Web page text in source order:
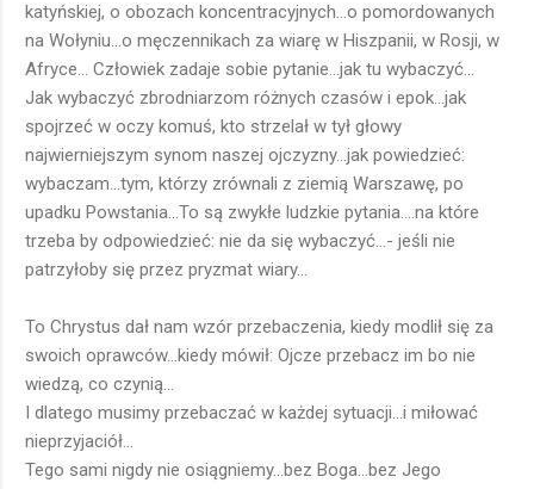
katyńskiej, o obozach koncentracyjnych...o pomordowanych
na Wołyniu...o męczennikach za wiarę w Hiszpanii, w Rosji, w
Afryce... Człowiek zadaje sobie pytanie...jak tu wybaczyć...
Jak wybaczyć zbrodniarzom różnych czasów i epok...jak
spojrzeć w oczy komuś, kto strzelał w tył głowy
najwierniejszym synom naszej ojczyzny...jak powiedzieć:
wybaczam...tym, którzy zrównali z ziemią Warszawę, po
upadku Powstania...To są zwykłe ludzkie pytania....na które
trzeba by odpowiedzieć: nie da się wybaczyć...- jeśli nie
patrzyłoby się przez pryzmat wiary...
To Chrystus dał nam wzór przebaczenia, kiedy modlił się za
swoich oprawców...kiedy mówił: Ojcze przebacz im bo nie
wiedzą, co czynią...
I dlatego musimy przebaczać w każdej sytuacji...i miłować
nieprzyjaciół...
Tego sami nigdy nie osiągniemy...bez Boga...bez Jego